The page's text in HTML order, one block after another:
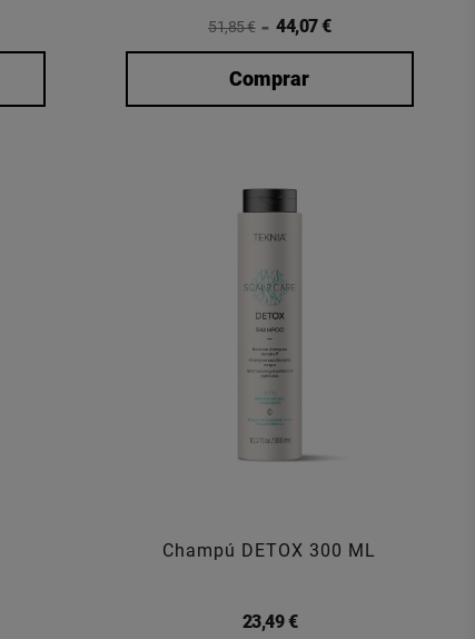
51,85 € 44,07 €
Comprar
Champú DETOX 300 ML
23,49 €